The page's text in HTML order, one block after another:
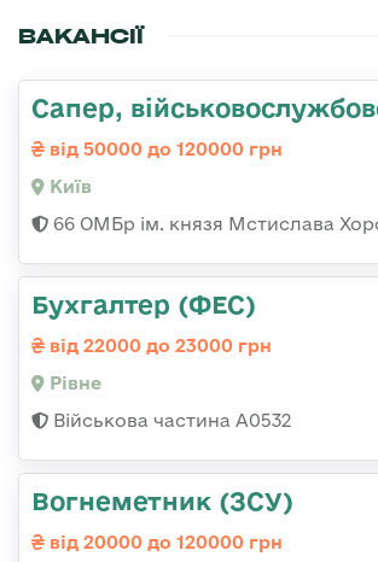
ВАКАНСІЇ
Сапер,
від 50000 до 120000 грн
Київ
66 ОМБр ім. князя Мстислава
Бухгалтер (ФЕС)
від 22000 до 23000 грн
Рівне
Військова частина А0532
Вогнеметник (ЗСУ)
від 20000 до 120000 грн